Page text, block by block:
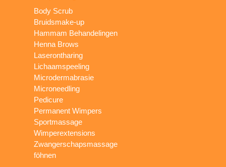
Body Scrub
Bruidsmake-up
Hammam Behandelingen
Henna Brows
Laserontharing
Lichaamspeeling
Microdermabrasie
Microneedling
Pedicure
Permanent Wimpers
Sportmassage
Wimperextensions
Zwangerschapsmassage
föhnen